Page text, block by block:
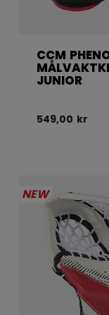
CCM
JUNIOR
549,00 kr
NEW